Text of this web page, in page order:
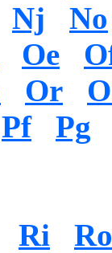
Nj
No
Oe
Or
Pf
Pg
Ri
Ro